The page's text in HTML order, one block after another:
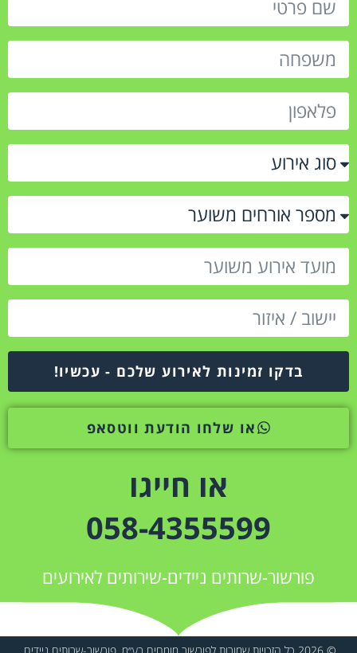
בדקו זמינות לאירוע שלכם - עכשיו!
או שלחו הודעת ווטסאפ
או חייגו
058-4355599
פורשור-שרותים ניידים-שירותים לאירועים